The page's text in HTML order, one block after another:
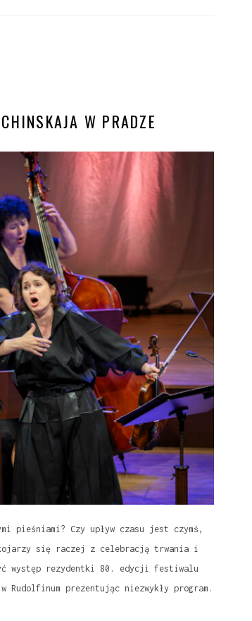
W PRADZE
pieśniami? Czy upływ czasu jest czymś,
się raczej z celebracją trwania i
występ rezydentki 80. edycji festiwalu
prezentując niezwykły program.